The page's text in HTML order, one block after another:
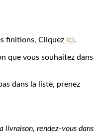
finitions, Cliquez ici.
que vous souhaitez dans
dans la liste, prenez
livraison, rendez-vous dans